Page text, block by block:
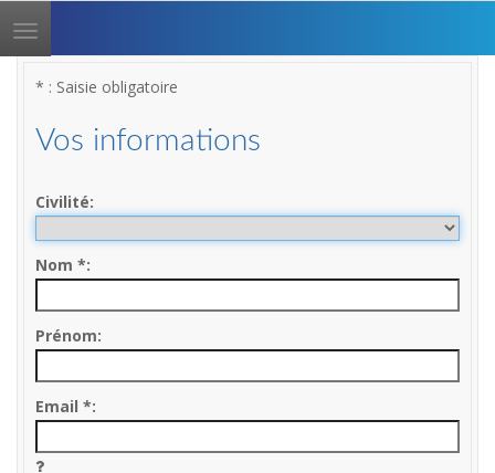
Toggle
navigation
* : Saisie obligatoire
Vos informations
Civilité
Nom *
Prénom
Email *